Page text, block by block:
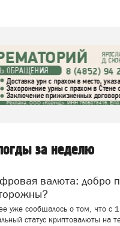
за неделю
уже сообщалось о том, что с
статус криптовалюты на